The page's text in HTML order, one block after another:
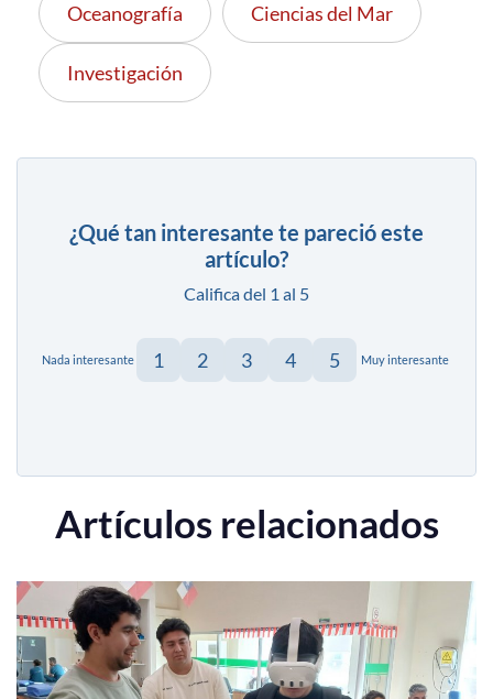
Oceanografía Ciencias del Mar
Investigación
¿Qué tan interesante te pareció este
artículo?
Califica del 1 al 5
Nada interesante 1 2 3 4 5 Muy interesante
Artículos relacionados